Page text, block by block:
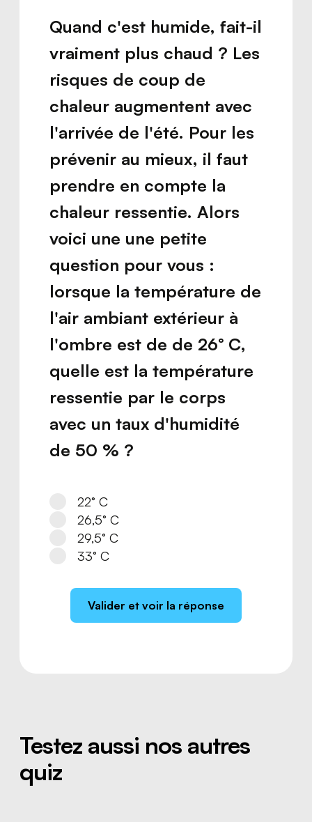
Nous joindre
Quand c'est humide, fait-il
vraiment plus chaud ? Les
risques de coup de
chaleur augmentent avec
l'arrivée de l'été. Pour les
prévenir au mieux, il faut
prendre en compte la
chaleur ressentie. Alors
voici une une petite
question pour vous :
lorsque la température de
l'air ambiant extérieur à
l'ombre est de de 26° C,
quelle est la température
ressentie par le corps
avec un taux d'humidité
de 50 % ?
22° C
26,5° C
29,5° C
33° C
Valider et voir la réponse
Testez aussi nos autres
quiz